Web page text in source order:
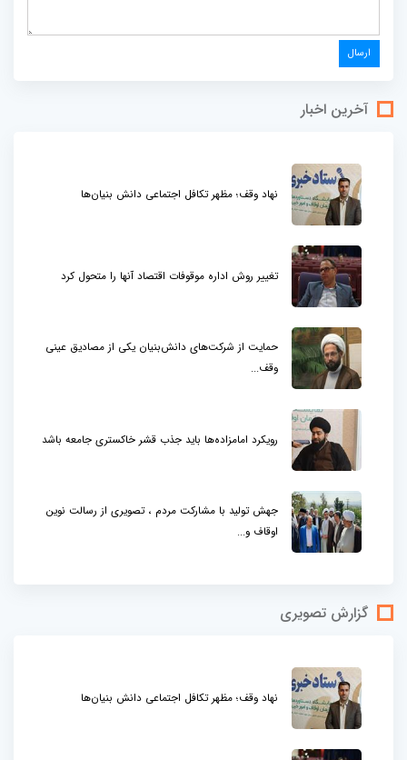
آخرین اخبار
نهاد وقف؛ مظهر تکافل اجتماعی دانش بنیان‌ها
تغییر روش اداره موقوفات اقتصاد آنها را متحول کرد
حمایت از شرکت‌های دانش‌بنیان یکی از مصادیق عینی
وقف...
رویکرد امامزاده‌ها باید جذب قشر خاکستری جامعه باشد
جهش تولید با مشارکت مردم ، تصویری از رسالت نوین
اوقاف و...
گزارش تصویری
نهاد وقف؛ مظهر تکافل اجتماعی دانش بنیان‌ها